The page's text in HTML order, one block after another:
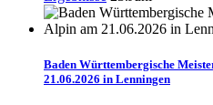
Baden Württembergische
21.06.2026 in Lenningen